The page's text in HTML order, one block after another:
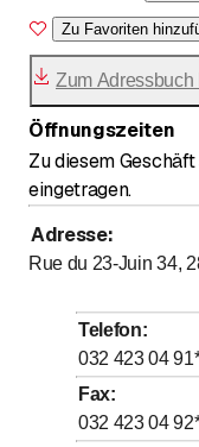
Zu Favoriten
Zum Adressbuch
Öffnungszeiten
Zu diesem
eingetragen.
Adresse:
Rue du 23-Juin 34,
Telefon:
032 423 04 91
Fax:
032 423 04 92